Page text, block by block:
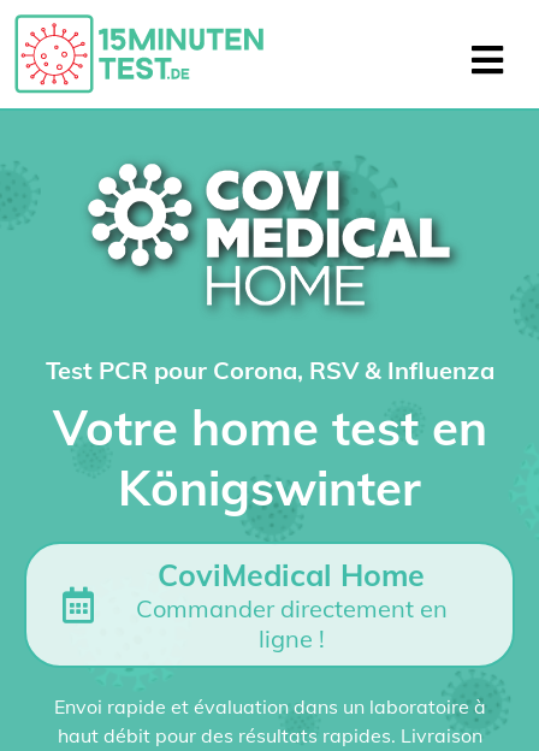
Test PCR pour Corona, RSV & Influenza
Votre home test en
Königswinter
CoviMedical Home
Commander directement en
ligne !
Envoi rapide et évaluation dans un laboratoire à
haut débit pour des résultats rapides. Livraison